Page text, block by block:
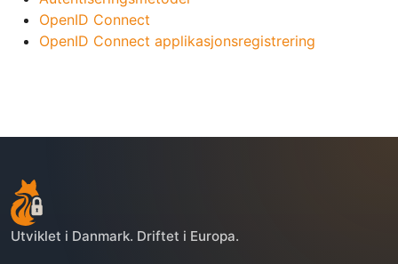
OpenID Connect
OpenID Connect applikasjonsregistrering
Utviklet i Danmark. Driftet i Europa.